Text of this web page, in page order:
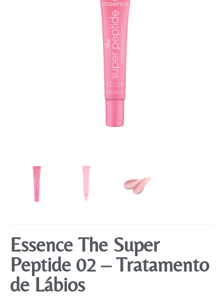
Essence The Super
Peptide 02 – Tratamento
de Lábios